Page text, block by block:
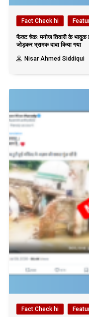
Fact Check hi
फैक्ट चेक: मनोज तिवारी के भावुक
जोड़कर भ्रामक दावा किया गया
Nisar Ahmed Siddiqui
Fact Check hi